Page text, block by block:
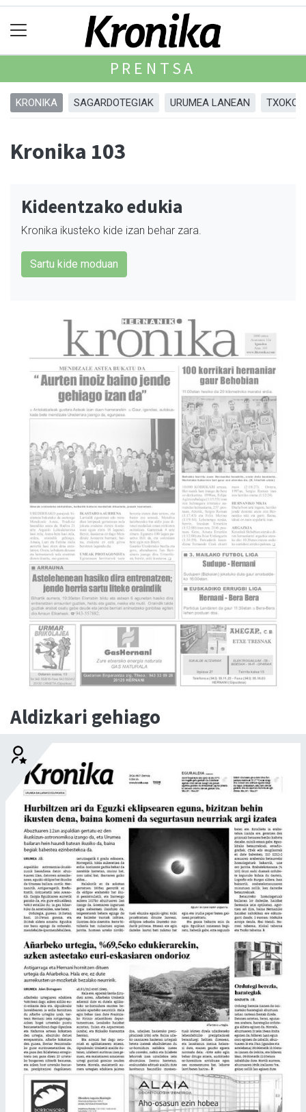
PRENTSA
KRONIKA SAGARDOTEGIAK URUMEA LANEAN
Kronika 103
Kideentzako edukia
Kronika ikusteko kide izan behar zara.
Sartu kide moduan
Aldizkari gehiago